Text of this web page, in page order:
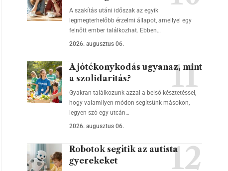
A szakítás utáni időszak az egyik
legmegterhelőbb érzelmi állapot, amellyel egy
felnőtt ember találkozhat. Ebben…
2026. augusztus 06.
A jótékonykodás ugyanaz, mint
a szolidaritás?
Gyakran találkozunk azzal a belső késztetéssel,
hogy valamilyen módon segítsünk másokon,
legyen szó egy utcán…
2026. augusztus 06.
Robotok segítik az autista
gyerekeket